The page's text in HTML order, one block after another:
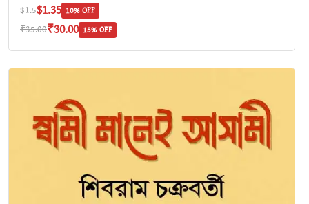
$1.5$1.35 10% OFF
₹35.00₹30.00 15% OFF